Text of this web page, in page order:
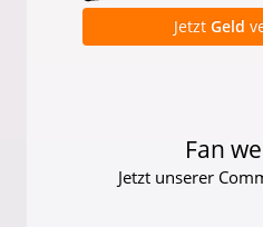
Jetzt Geld
Fan
Jetzt unserer